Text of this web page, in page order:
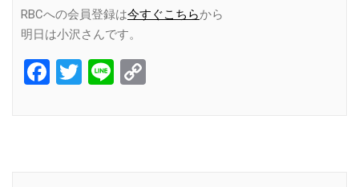
RBCへの会員登録は今すぐこちらから
明日は小沢さんです。
Facebook
Twitter
Line